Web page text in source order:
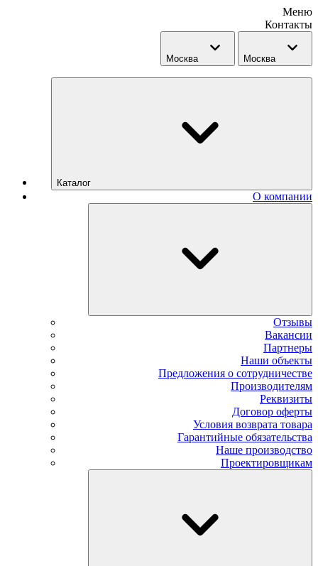
Меню
Контакты
Москва Москва
Каталог
О компании
Отзывы
Вакансии
Партнеры
Наши объекты
Предложения о сотрудничестве
Производителям
Реквизиты
Договор оферты
Условия возврата товара
Гарантийные обязательства
Наше производство
Проектировщикам